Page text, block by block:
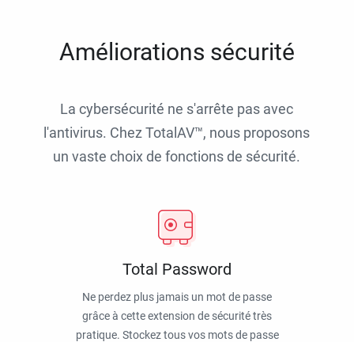
Améliorations sécurité
La cybersécurité ne s'arrête pas avec
l'antivirus. Chez TotalAV™, nous proposons
un vaste choix de fonctions de sécurité.
Total Password
Ne perdez plus jamais un mot de passe
grâce à cette extension de sécurité très
pratique. Stockez tous vos mots de passe